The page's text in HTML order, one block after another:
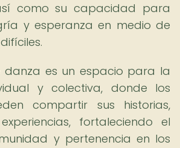
como su capacidad para
y esperanza en medio de
danza es un espacio para la
y colectiva, donde los
compartir sus historias,
fortaleciendo el
y pertenencia en los